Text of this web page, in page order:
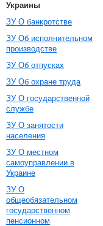
Украины
ЗУ О банкротстве
ЗУ Об исполнительном
производстве
ЗУ Об отпусках
ЗУ Об охране труда
ЗУ О государственной
службе
ЗУ О занятости
населения
ЗУ О местном
самоуправлении в
Украине
ЗУ О
общеобязательном
государственном
пенсионном